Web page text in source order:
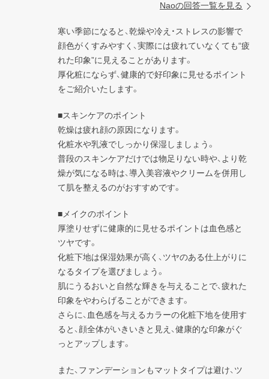
Naoの回答一覧を見る
寒い季節になると、乾燥や冷え・ストレスの影響で
顔色がくすみやすく、実際には疲れていなくても“疲
れた印象”に見えることがあります。
厚化粧にならず、健康的で好印象に見せるポイント
をご紹介いたします。
■スキンケアのポイント
乾燥は疲れ顔の原因になります。
化粧水や乳液でしっかり保湿しましょう。
普段のスキンケアだけでは物足りない時や、より乾
燥が気になる時は、導入美容液やクリームを併用し
て肌を整えるのがおすすめです。
■メイクのポイント
厚塗りせずに健康的に見せるポイントは血色感と
ツヤです。
化粧下地は保湿効果が高く、ツヤのある仕上がりに
なるタイプを選びましょう。
肌にうるおいと自然な輝きを与えることで、疲れた
印象をやわらげることができます。
さらに、血色感を与えるカラーの化粧下地を使用す
ると、顔全体がいきいきと見え、健康的な印象がぐ
っとアップします。
また、ファンデーションもマットタイプは避け、ツ